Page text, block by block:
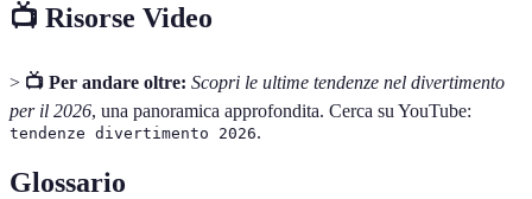
📺 Risorse Video
> 📺 Per andare oltre: Scopri le ultime tendenze nel divertimento
per il 2026, una panoramica approfondita. Cerca su YouTube:
tendenze divertimento 2026.
Glossario